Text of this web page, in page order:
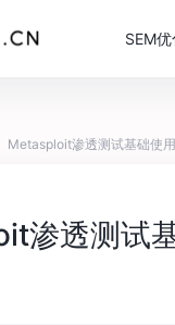
SEM
Metasploit渗透测试基础使
渗透测试